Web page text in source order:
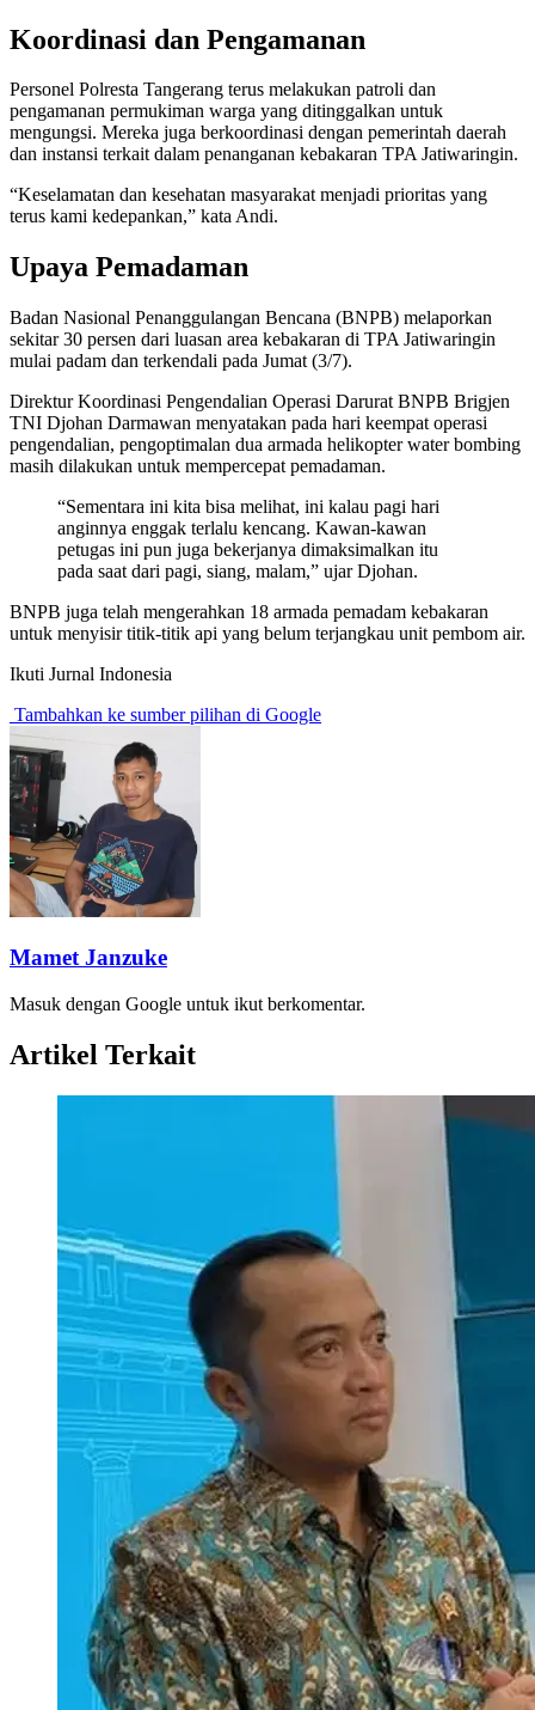
Koordinasi dan Pengamanan
Personel Polresta Tangerang terus melakukan patroli dan
pengamanan permukiman warga yang ditinggalkan untuk
mengungsi. Mereka juga berkoordinasi dengan pemerintah daerah
dan instansi terkait dalam penanganan kebakaran TPA Jatiwaringin.
“Keselamatan dan kesehatan masyarakat menjadi prioritas yang
terus kami kedepankan,” kata Andi.
Upaya Pemadaman
Badan Nasional Penanggulangan Bencana (BNPB) melaporkan
sekitar 30 persen dari luasan area kebakaran di TPA Jatiwaringin
mulai padam dan terkendali pada Jumat (3/7).
Direktur Koordinasi Pengendalian Operasi Darurat BNPB Brigjen
TNI Djohan Darmawan menyatakan pada hari keempat operasi
pengendalian, pengoptimalan dua armada helikopter water bombing
masih dilakukan untuk mempercepat pemadaman.
“Sementara ini kita bisa melihat, ini kalau pagi hari
anginnya enggak terlalu kencang. Kawan-kawan
petugas ini pun juga bekerjanya dimaksimalkan itu
pada saat dari pagi, siang, malam,” ujar Djohan.
BNPB juga telah mengerahkan 18 armada pemadam kebakaran
untuk menyisir titik-titik api yang belum terjangkau unit pembom air.
Ikuti Jurnal Indonesia
Tambahkan ke sumber pilihan di Google
Mamet Janzuke
Masuk dengan Google untuk ikut berkomentar.
Artikel Terkait